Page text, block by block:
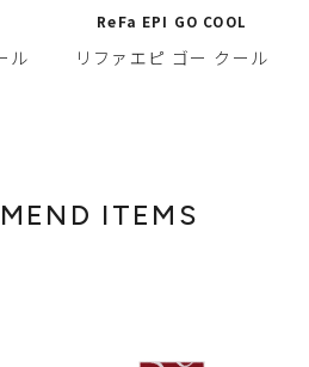
ル
ReFa EPI GO COOL
リファエピ ゴー クール
ITEMS